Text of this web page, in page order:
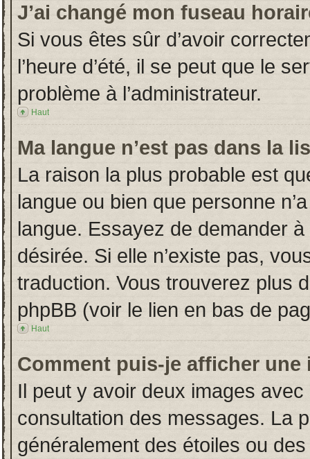
J’ai changé mon fuseau
Si vous êtes sûr d’avoir
l’heure d’été, il se peut que le
problème à l’administrateur.
Haut
Ma langue n’est pas dans la
La raison la plus probable est
langue ou bien que personne
langue. Essayez de demander à
désirée. Si elle n’existe pas,
traduction. Vous trouverez plus
phpBB (voir le lien en bas de
Haut
Comment puis-je afficher une
Il peut y avoir deux images
consultation des messages. La
généralement des étoiles ou